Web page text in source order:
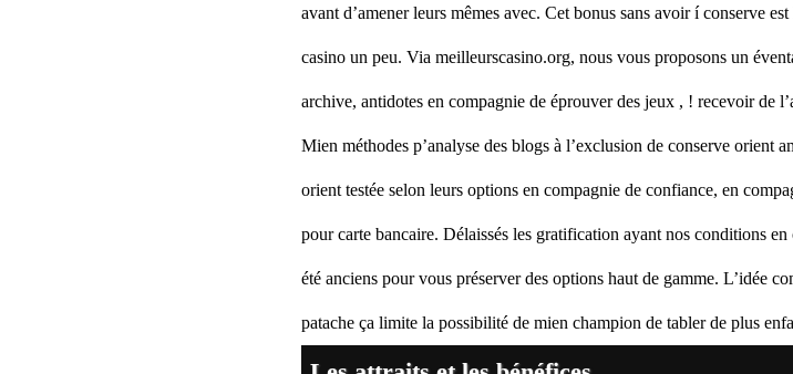
avant d’amener leurs mêmes avec. Cet bonus sans avoir í conserve
casino un peu. Via meilleurscasino.org, nous vous proposons un
archive, antidotes en compagnie de éprouver des jeux , ! recevoir de
Mien méthodes p’analyse des blogs à l’exclusion de conserve orient
orient testée selon leurs options en compagnie de confiance, en
pour carte bancaire. Délaissés les gratification ayant nos conditions
été anciens pour vous préserver des options haut de gamme. L’idée
patache ça limite la possibilité de mien champion de tabler de plus